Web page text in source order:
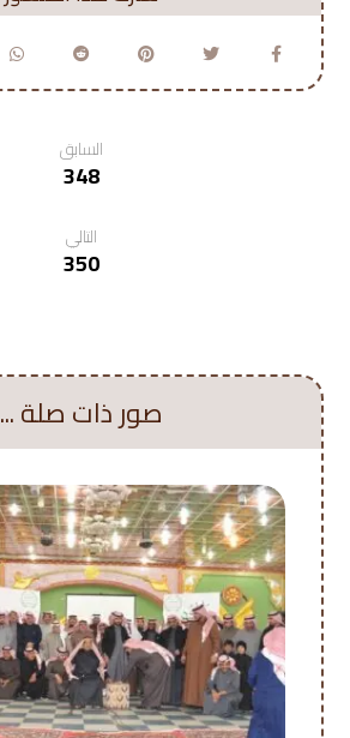
السابق
348
التالي
350
صور ذات صلة ...